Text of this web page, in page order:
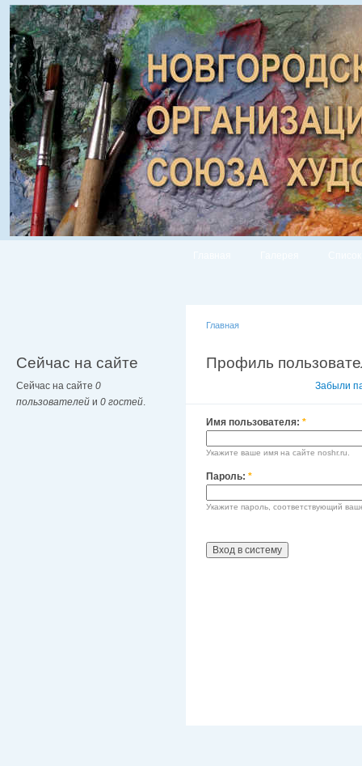
Сейчас на сайте
Сейчас на сайте 0
пользователей и 0 гостей.
Главная
Профиль
Забыли
Имя пользователя: *
Укажите ваше имя на сайте noshr.ru.
Пароль: *
Укажите пароль, соответствующий